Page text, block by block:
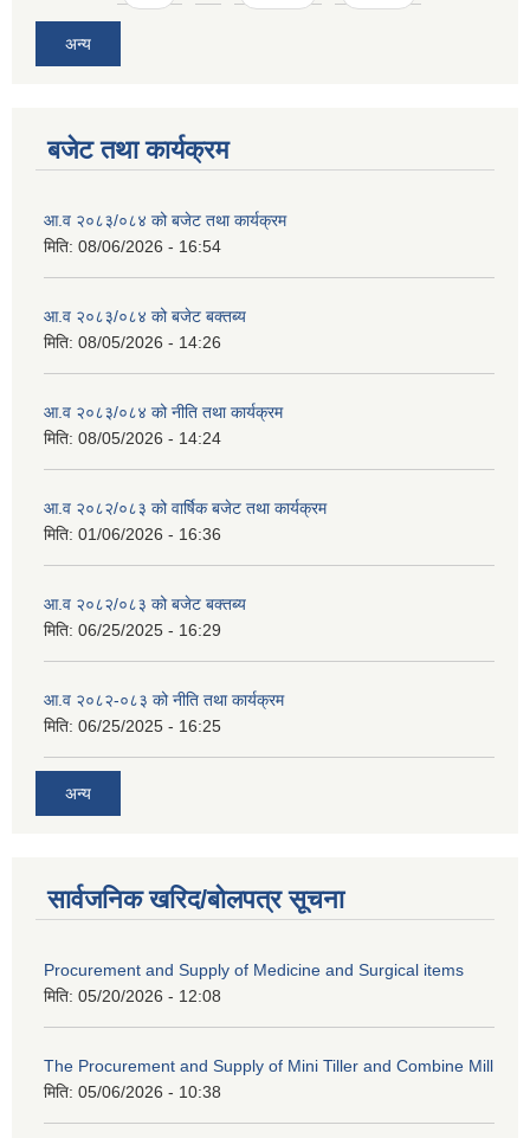
अन्य
बजेट तथा कार्यक्रम
आ.व २०८३/०८४ को बजेट तथा कार्यक्रम
मिति: 08/06/2026 - 16:54
आ.व २०८३/०८४ को बजेट बक्तब्य
मिति: 08/05/2026 - 14:26
आ.व २०८३/०८४ को नीति तथा कार्यक्रम
मिति: 08/05/2026 - 14:24
आ.व २०८२/०८३ को वार्षिक बजेट तथा कार्यक्रम
मिति: 01/06/2026 - 16:36
आ.व २०८२/०८३ को बजेट बक्तब्य
मिति: 06/25/2025 - 16:29
आ.व २०८२-०८३ को नीति तथा कार्यक्रम
मिति: 06/25/2025 - 16:25
अन्य
सार्वजनिक खरिद/बोलपत्र सूचना
Procurement and Supply of Medicine and Surgical items
मिति: 05/20/2026 - 12:08
The Procurement and Supply of Mini Tiller and Combine Mill
मिति: 05/06/2026 - 10:38